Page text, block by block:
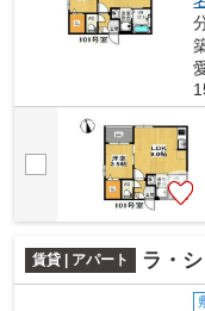
賃貸 | アパート ラ・